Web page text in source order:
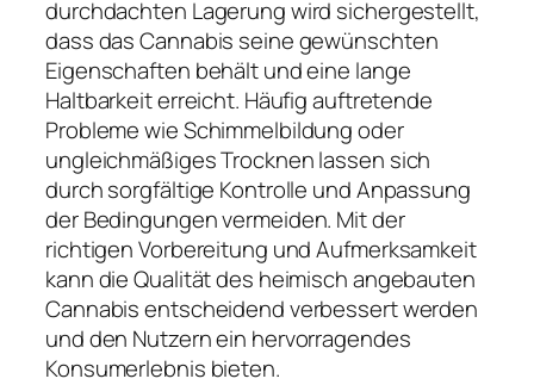
durchdachten Lagerung wird sichergestellt,
dass das Cannabis seine gewünschten
Eigenschaften behält und eine lange
Haltbarkeit erreicht. Häufig auftretende
Probleme wie Schimmelbildung oder
ungleichmäßiges Trocknen lassen sich
durch sorgfältige Kontrolle und Anpassung
der Bedingungen vermeiden. Mit der
richtigen Vorbereitung und Aufmerksamkeit
kann die Qualität des heimisch angebauten
Cannabis entscheidend verbessert werden
und den Nutzern ein hervorragendes
Konsumerlebnis bieten.